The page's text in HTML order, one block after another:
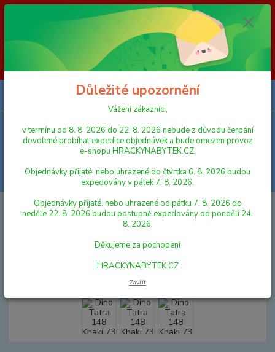
Vážení zákazníci, v termínu od 8. 8. 2026 do 23. 8. 2026 nebude z
důvodu čerpání dovolené probíhat expedice objednávek a bude omezen
provoz e-shopu HRACKYNABYTEK.CZ. Objednávky přijaté, nebo
uhrazené do čtvrtka 6. 8. 2026 budou expedovány v pátek 7. 8. 2026.
Objednávky přijaté, nebo uhrazené od pátku 7. 8. 2026 do neděle 23. 8.
2026 budou postupně expedovány od pondělí 24. 8. 2026. Děkujeme za
pochopení HRACKYNABYTEK.CZ
Menu
Hledat
AUTA, LODĚ, LETADLA Dino Tatra 148 Khaki 73 cm - vojenská
Dino Tatra 148 Khaki 73 cm -
Důležité upozornění
Vážení zákazníci,
v termínu od 8. 8. 2026 do 22. 8. 2026 nebude z důvodu čerpání
dovolené probíhat expedice objednávek a bude omezen provoz
e-shopu HRACKYNABYTEK.CZ.
Objednávky přijaté, nebo uhrazené do čtvrtka 6. 8. 2026 budou
expedovány v pátek 7. 8. 2026.
Objednávky přijaté, nebo uhrazené od pátku 7. 8. 2026 do
neděle 22. 8. 2026 budou postupně expedovány od pondělí 24.
8. 2026.
Děkujeme za pochopení
HRACKYNABYTEK.CZ
Zavřít